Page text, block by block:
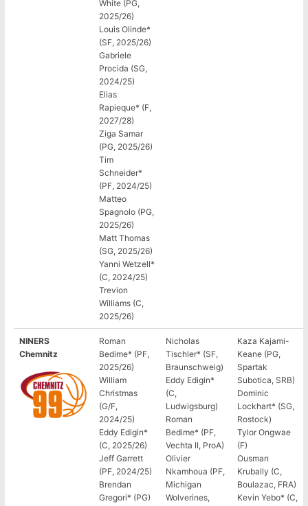
White (PG,
2025/26)
Louis Olinde*
(SF, 2025/26)
Gabriele
Procida (SG,
2024/25)
Elias
Rapieque* (F,
2027/28)
Ziga Samar
(PG, 2025/26)
Tim
Schneider*
(PF, 2024/25)
Matteo
Spagnolo (PG,
2025/26)
Matt Thomas
(SG, 2025/26)
Yanni Wetzell*
(C, 2024/25)
Trevion
Williams (C,
2025/26)
NINERS
Chemnitz
Roman
Bedime* (PF,
2025/26)
William
Christmas
(G/F,
2024/25)
Eddy Edigin*
(C, 2025/26)
Jeff Garrett
(PF, 2024/25)
Brendan
Gregori* (PG)
Nicholas
Tischler* (SF,
Braunschweig)
Eddy Edigin*
(C,
Ludwigsburg)
Roman
Bedime* (PF,
Vechta II, ProA)
Olivier
Nkamhoua (PF,
Michigan
Wolverines,
Kaza Kajami-
Keane (PG,
Spartak
Subotica, SRB)
Dominic
Lockhart* (SG,
Rostock)
Tylor Ongwae
(F)
Ousman
Krubally (C,
Boulazac, FRA)
Kevin Yebo* (C,